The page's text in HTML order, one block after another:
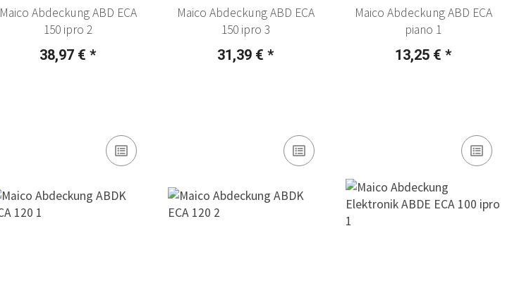
Maico Abdeckung ABD ECA
150 ipro 2
38,97 € *
Maico Abdeckung ABD ECA
150 ipro 3
31,39 € *
Maico Abdeckung ABD ECA
piano 1
13,25 € *